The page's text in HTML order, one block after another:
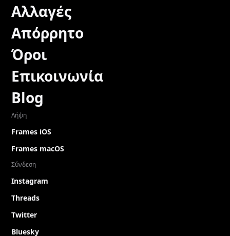
Αλλαγές
Απόρρητο
Όροι
Επικοινωνία
Blog
Λήψη
Frames iOS
Frames macOS
Σύνδεση
Instagram
Threads
Twitter
Bluesky